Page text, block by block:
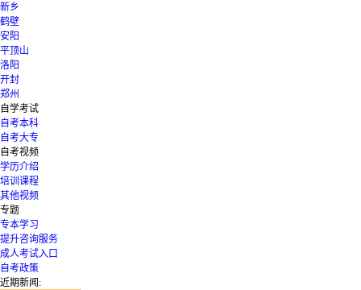
新乡
鹤壁
安阳
平顶山
洛阳
开封
郑州
自学考试
自考本科
自考大专
自考视频
学历介绍
培训课程
其他视频
专题
专本学习
提升咨询服务
成人考试入口
自考政策
近期新闻: